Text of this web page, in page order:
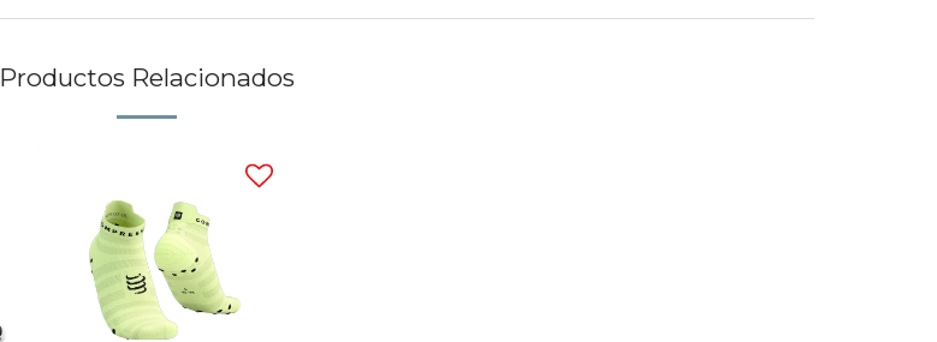
Productos Relacionados